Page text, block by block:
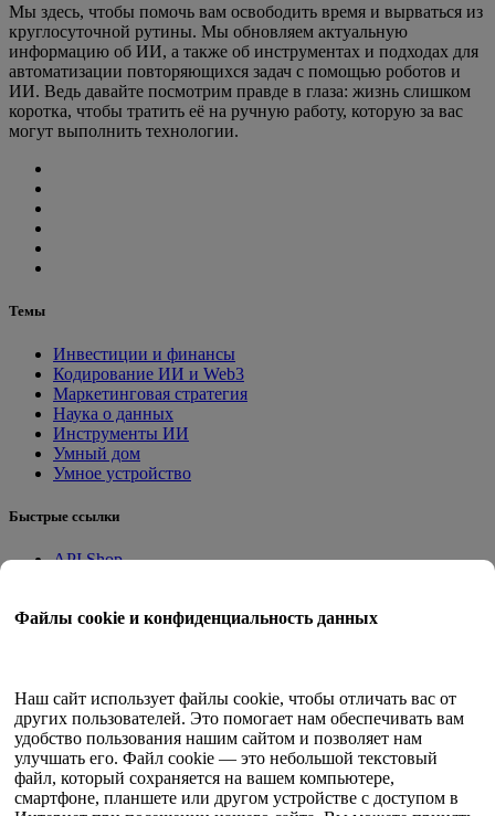
Файлы cookie и конфиденциальность данных
Наш сайт использует файлы cookie, чтобы отличать вас от
других пользователей. Это помогает нам обеспечивать вам
удобство пользования нашим сайтом и позволяет нам
улучшать его. Файл cookie — это небольшой текстовый
файл, который сохраняется на вашем компьютере,
смартфоне, планшете или другом устройстве с доступом в
Мы здесь, чтобы помочь вам освободить время и вырваться из
круглосуточной рутины. Мы обновляем актуальную
информацию об ИИ, а также об инструментах и подходах для
автоматизации повторяющихся задач с помощью роботов и
ИИ. Ведь давайте посмотрим правде в глаза: жизнь слишком
коротка, чтобы тратить её на ручную работу, которую за вас
могут выполнить технологии.
Темы
Инвестиции и финансы
Кодирование ИИ и Web3
Маркетинговая стратегия
Наука о данных
Инструменты ИИ
Умный дом
Умное устройство
Быстрые ссылки
API Shop
Квант Трейд
Документы
API-тестер
HTML-карта сайта
Язык